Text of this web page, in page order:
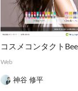
コスメコンタクト
Web
神谷 修平